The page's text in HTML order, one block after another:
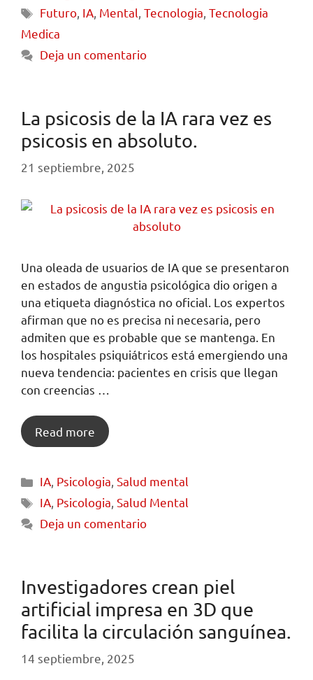
Futuro, IA, Mental,Tecnologia,Tecnologia
Medica
Deja un comentario
La psicosis de la IA rara vez es
psicosis en absoluto.
21 septiembre, 2025
Una oleada de usuarios de IA que se presentaron
en estados de angustia psicológica dio origen a
una etiqueta diagnóstica no oficial. Los expertos
afirman que no es precisa ni necesaria, pero
admiten que es probable que se mantenga. En
los hospitales psiquiátricos está emergiendo una
nueva tendencia: pacientes en crisis que llegan
con creencias …
Read more
IA, Psicologia,Salud mental
IA, Psicologia,Salud Mental
Deja un comentario
Investigadores crean piel
artificial impresa en 3D que
facilita la circulación sanguínea.
14 septiembre, 2025